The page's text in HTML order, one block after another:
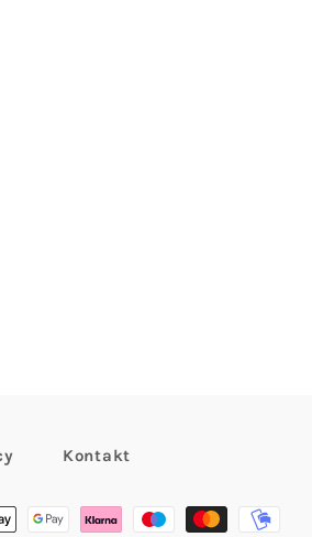
Kontakt
Betalningsmetoder